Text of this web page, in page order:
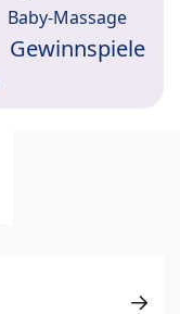
Baby-Massage
Gewinnspiele